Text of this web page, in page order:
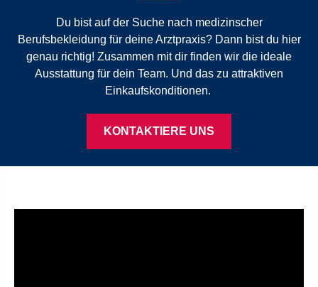
Du bist auf der Suche nach medizinscher
Berufsbekleidung für deine Arztpraxis? Dann bist du hier
genau richtig! Zusammen mit dir finden wir die ideale
Ausstattung für dein Team. Und das zu attraktiven
Einkaufskonditionen.
KONTAKTIERE UNS